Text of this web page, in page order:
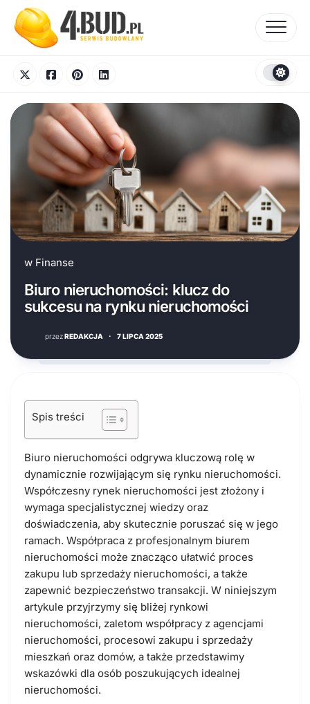
content
w Finanse
Biuro nieruchomości: klucz do
sukcesu na rynku nieruchomości
przezREDAKCJA · 7 LIPCA 2025
Spis treści
Biuro nieruchomości odgrywa kluczową rolę w
dynamicznie rozwijającym się rynku nieruchomości.
Współczesny rynek nieruchomości jest złożony i
wymaga specjalistycznej wiedzy oraz
doświadczenia, aby skutecznie poruszać się w jego
ramach. Współpraca z profesjonalnym biurem
nieruchomości może znacząco ułatwić proces
zakupu lub sprzedaży nieruchomości, a także
zapewnić bezpieczeństwo transakcji. W niniejszym
artykule przyjrzymy się bliżej rynkowi
nieruchomości, zaletom współpracy z agencjami
nieruchomości, procesowi zakupu i sprzedaży
mieszkań oraz domów, a także przedstawimy
wskazówki dla osób poszukujących idealnej
nieruchomości.